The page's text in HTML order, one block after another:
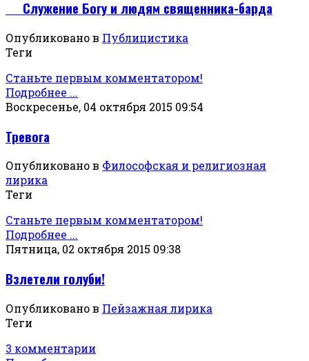
Служение Богу и людям священника-барда
Опубликовано в Публицистика
Теги
Станьте первым комментатором!
Подробнее ...
Воскресенье, 04 октября 2015 09:54
Тревога
Опубликовано в Философская и религиозная
лирика
Теги
Станьте первым комментатором!
Подробнее ...
Пятница, 02 октября 2015 09:38
Взлетели голуби!
Опубликовано в Пейзажная лирика
Теги
3 комментарии